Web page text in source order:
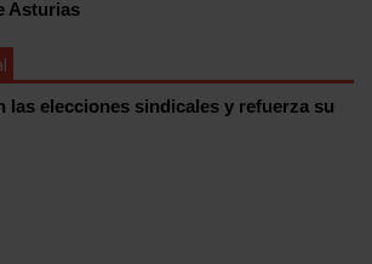
Asturias
las elecciones sindicales y refuerza su